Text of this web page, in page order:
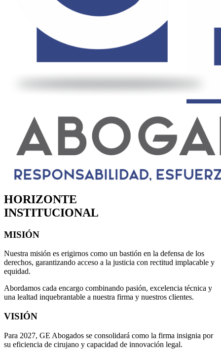
HORIZONTE
INSTITUCIONAL
MISIÓN
Nuestra misión es erigirnos como un bastión en la defensa de los
derechos, garantizando acceso a la justicia con rectitud implacable y
equidad.
Abordamos cada encargo combinando pasión, excelencia técnica y
una lealtad inquebrantable a nuestra firma y nuestros clientes.
VISIÓN
Para 2027, GE Abogados se consolidará como la firma insignia por
su eficiencia de cirujano y capacidad de innovación legal.